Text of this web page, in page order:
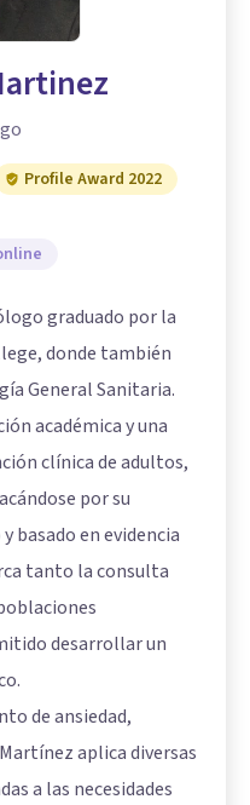
Profile Award 2022
graduado por la
donde también
General Sanitaria.
académica y una
clínica de adultos,
por su
basado en evidencia
tanto la consulta
desarrollar un
de ansiedad,
aplica diversas
a las necesidades